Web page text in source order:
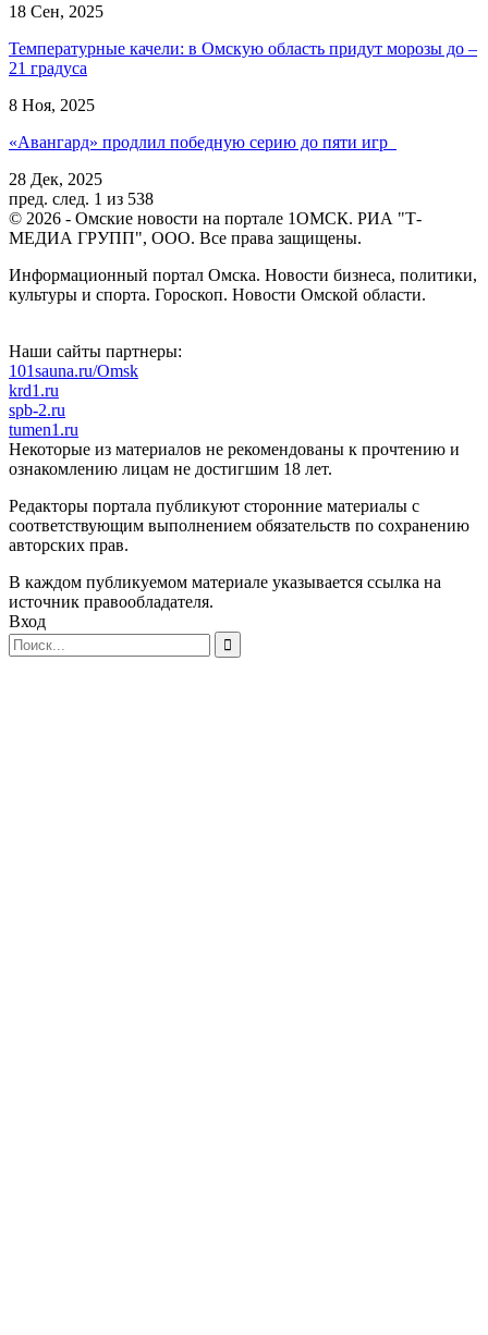
18 Сен, 2025
Температурные качели: в Омскую область придут морозы до –
21 градуса
8 Ноя, 2025
«Авангард» продлил победную серию до пяти игр
28 Дек, 2025
пред. след. 1 из 538
© 2026 - Омские новости на портале 1ОМСК. РИА "Т-
МЕДИА ГРУПП", ООО. Все права защищены.
Информационный портал Омска. Новости бизнеса, политики,
культуры и спорта. Гороскоп. Новости Омской области.
Наши сайты партнеры:
101sauna.ru/Omsk
krd1.ru
spb-2.ru
tumen1.ru
Некоторые из материалов не рекомендованы к прочтению и
ознакомлению лицам не достигшим 18 лет.
Редакторы портала публикуют сторонние материалы с
соответствующим выполнением обязательств по сохранению
авторских прав.
В каждом публикуемом материале указывается ссылка на
источник правообладателя.
Вход